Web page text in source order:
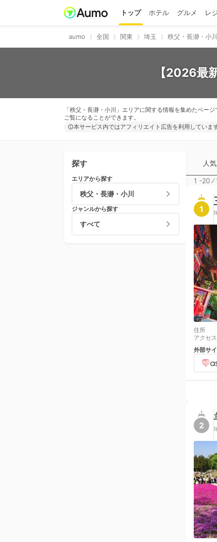
トップ ホテル グルメ レ
aumo 全国 関東 埼玉 秩父・長瀞・小
【2026最
「秩父・長瀞・小川」エリアに関する情報を集めたペー
ご覧になることができます。
本サービス内ではアフィリエイト広告を利用していま
探す
エリアから探す
秩父・長瀞・小川
ジャンルから探す
すべて
人
1 -20 ⁄
1
住所
アクセス
外部サ
2